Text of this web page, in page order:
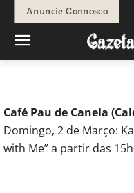
Anuncie Connosco
Redação - 28 de
Café Pau de Canela
Domingo, 2 de Março:
with Me” a partir das